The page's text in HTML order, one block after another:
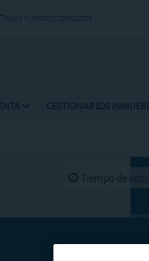
Todos nuestros contactos
GESTIONAR LOS
Tiempo de